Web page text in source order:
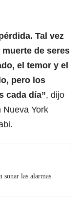
Tal vez
de seres
el temor y el
pero los
cada día”, dijo
Nueva York
sonar las alarmas